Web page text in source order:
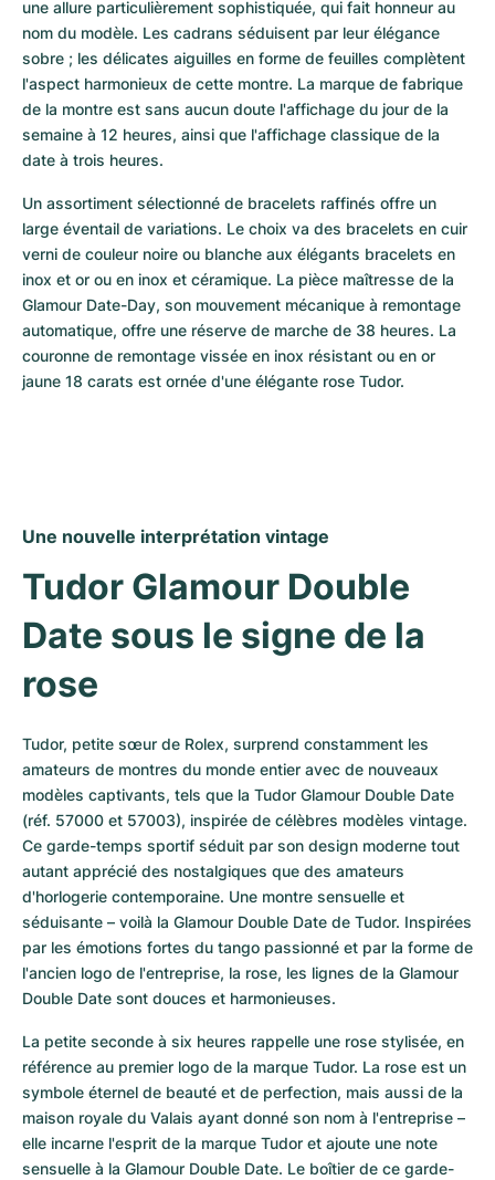
une allure particulièrement sophistiquée, qui fait honneur au
nom du modèle. Les cadrans séduisent par leur élégance
sobre ; les délicates aiguilles en forme de feuilles complètent
l'aspect harmonieux de cette montre. La marque de fabrique
de la montre est sans aucun doute l'affichage du jour de la
semaine à 12 heures, ainsi que l'affichage classique de la
date à trois heures.
Un assortiment sélectionné de bracelets raffinés offre un
large éventail de variations. Le choix va des bracelets en cuir
verni de couleur noire ou blanche aux élégants bracelets en
inox et or ou en inox et céramique. La pièce maîtresse de la
Glamour Date-Day, son mouvement mécanique à remontage
automatique, offre une réserve de marche de 38 heures. La
couronne de remontage vissée en inox résistant ou en or
jaune 18 carats est ornée d'une élégante rose Tudor.
Une nouvelle interprétation vintage
Tudor Glamour Double
Date sous le signe de la
rose
Tudor, petite sœur de Rolex, surprend constamment les
amateurs de montres du monde entier avec de nouveaux
modèles captivants, tels que la Tudor Glamour Double Date
(réf. 57000 et 57003), inspirée de célèbres modèles vintage.
Ce garde-temps sportif séduit par son design moderne tout
autant apprécié des nostalgiques que des amateurs
d'horlogerie contemporaine. Une montre sensuelle et
séduisante – voilà la Glamour Double Date de Tudor. Inspirées
par les émotions fortes du tango passionné et par la forme de
l'ancien logo de l'entreprise, la rose, les lignes de la Glamour
Double Date sont douces et harmonieuses.
La petite seconde à six heures rappelle une rose stylisée, en
référence au premier logo de la marque Tudor. La rose est un
symbole éternel de beauté et de perfection, mais aussi de la
maison royale du Valais ayant donné son nom à l'entreprise –
elle incarne l'esprit de la marque Tudor et ajoute une note
sensuelle à la Glamour Double Date. Le boîtier de ce garde-